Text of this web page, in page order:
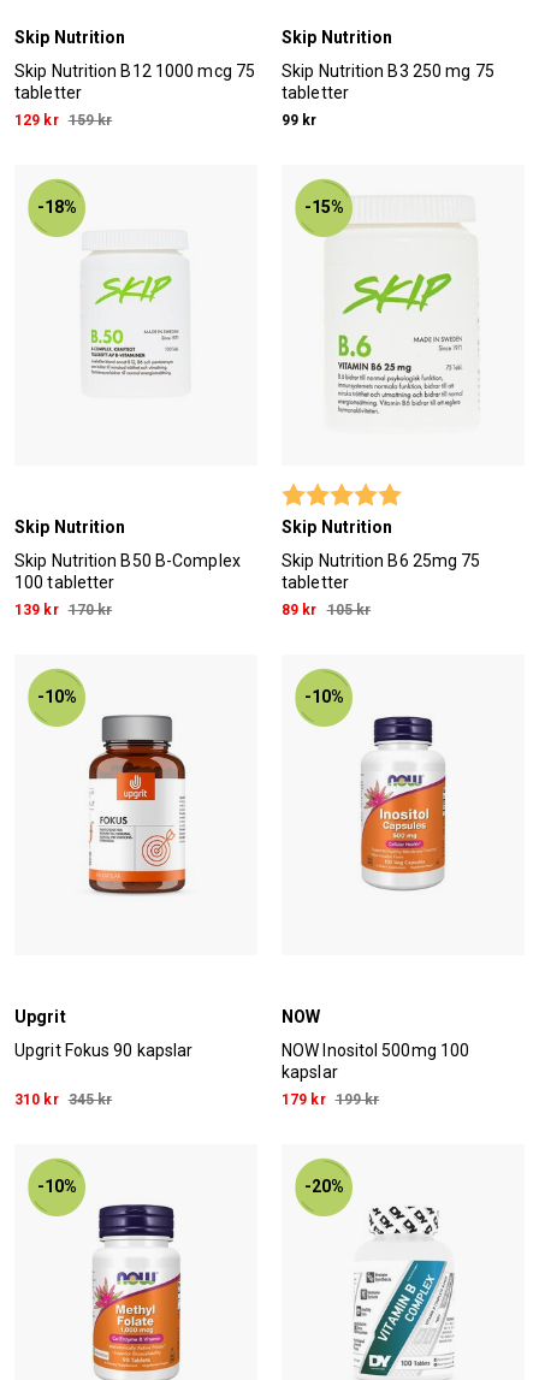
Skip Nutrition
Skip Nutrition B12 1000 mcg 75
tabletter
129 kr 159 kr
Skip Nutrition
Skip Nutrition B3 250 mg 75
tabletter
99 kr
-18%
Skip Nutrition
Skip Nutrition B50 B-Complex
100 tabletter
139 kr 170 kr
-15%
Betyg:
Skip Nutrition
Skip Nutrition B6 25mg 75
tabletter
89 kr 105 kr
-10%
Upgrit
Upgrit Fokus 90 kapslar
310 kr 345 kr
-10%
NOW
NOW Inositol 500mg 100
kapslar
179 kr 199 kr
-10% -20%